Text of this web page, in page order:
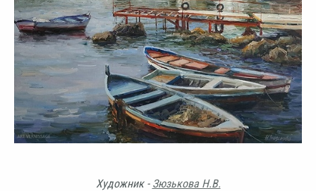
Художник - Зюзькова Н.В.